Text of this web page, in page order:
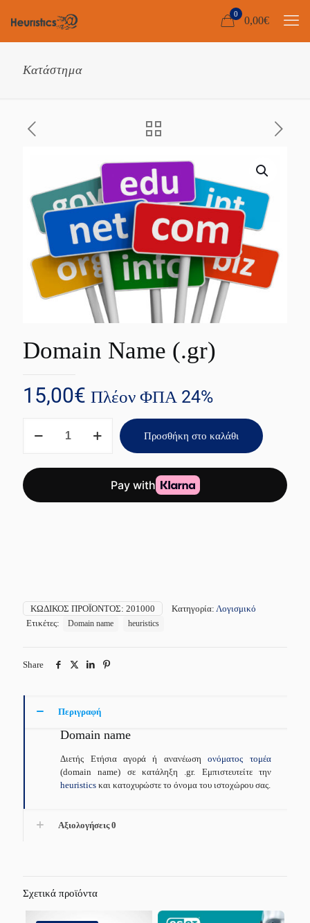
0
0,00€
Κατάστημα
Domain Name (.gr)
15,00€ Πλέον ΦΠΑ 24%
Name
Προσθήκη στο καλάθι
ΚΩΔΙΚΌΣ ΠΡΟΪΌΝΤΟΣ: 201000 Κατηγορία: Λογισμικό
Ετικέτες:
Domain name heuristics
Share
Περιγραφή
Domain name
Διετής Ετήσια αγορά ή ανανέωσηονόματος τομέα
(domain name) σε κατάληξη .gr. Εμπιστευτείτε την
heuristics και κατοχυρώστε το όνομα του ιστοχώρου σας.
Αξιολογήσεις0
Σχετικά προϊόντα